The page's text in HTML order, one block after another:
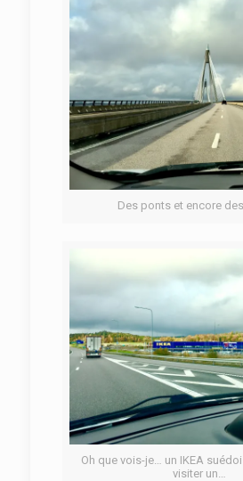
Des ponts et encore
Oh que vois-je… un IKEA
visiter un…